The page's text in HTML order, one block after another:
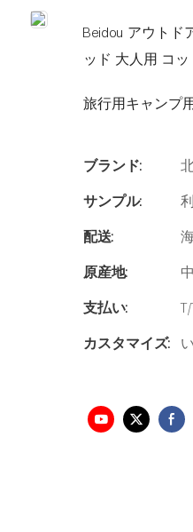
Beidou アウトド
ッド 大人用 コッ
旅行用キャンプ
ブランド:
サンプル:
配送:
原産地:
支払い:
カスタマイズ: